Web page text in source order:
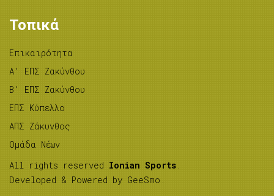
Τοπικά
Επικαιρότητα
A’ ΕΠΣ Ζακύνθου
B’ ΕΠΣ Ζακύνθου
ΕΠΣ Κύπελλο
ΑΠΣ Ζάκυνθος
Ομάδα Νέων
All rights reserved Ionian Sports .
Developed & Powered by GeeSmo .